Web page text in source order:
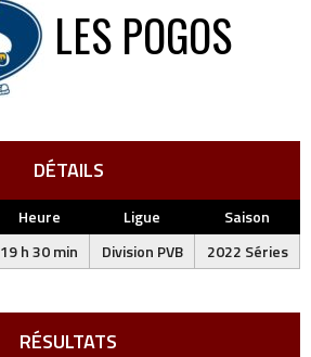
LES POGOS
DÉTAILS
Heure Ligue
Saison
19 h 30 min Division PVB 2022 Séries
RÉSULTATS